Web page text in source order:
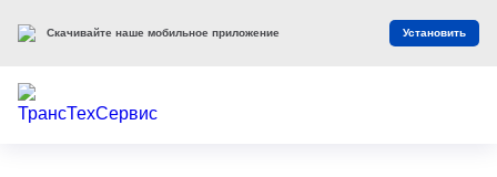
Скачивайте наше мобильное приложение Установить